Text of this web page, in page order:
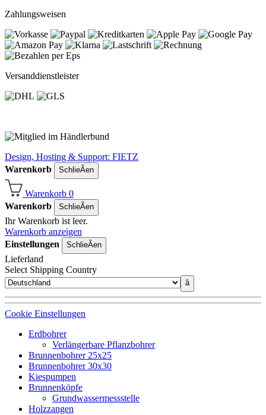
Zahlungsweisen
Versanddienstleister
Design, Hosting & Support: FIETZ
Warenkorb
SchlieÃen
Warenkorb 0
Warenkorb
SchlieÃen
Ihr Warenkorb ist leer.
Warenkorb anzeigen
Einstellungen
SchlieÃen
Lieferland
Select Shipping Country
â
Cookie Einstellungen
Erdbohrer
Verlängerbare Pflanzbohrer
Brunnenbohrer 25x25
Brunnenbohrer 30x30
Kiespumpen
Brunnenköpfe
Grundwassermessstelle
Holzzangen